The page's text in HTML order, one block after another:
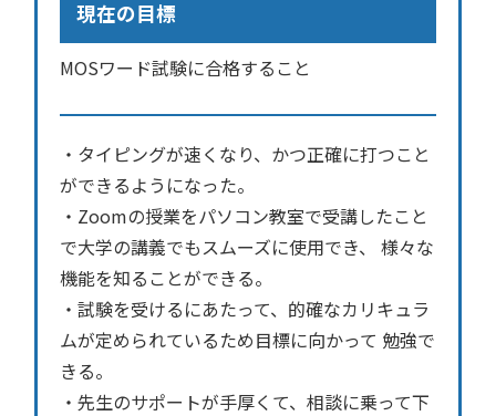
現在の目標
MOSワード試験に合格すること
・タイピングが速くなり、かつ正確に打つこと
ができるようになった。
・Zoomの授業をパソコン教室で受講したこと
で大学の講義でもスムーズに使用でき、 様々な
機能を知ることができる。
・試験を受けるにあたって、的確なカリキュラ
ムが定められているため目標に向かって 勉強で
きる。
・先生のサポートが手厚くて、相談に乗って下